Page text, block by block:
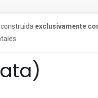
construida exclusivamente